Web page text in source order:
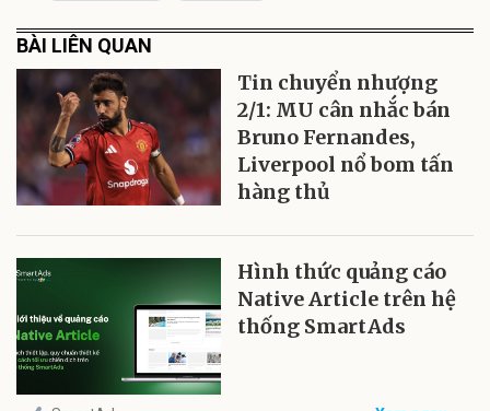
BÀI LIÊN QUAN
Tin chuyển nhượng
2/1: MU cân nhắc bán
Bruno Fernandes,
Liverpool nổ bom tấn
hàng thủ
Hình thức quảng cáo
Native Article trên hệ
thống SmartAds